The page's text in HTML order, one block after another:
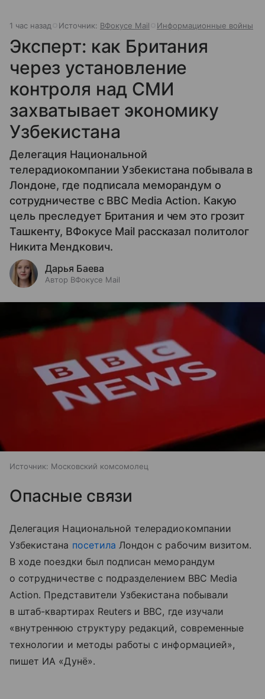
1 час назад Источник: ВФокусе Mail Информационные войны
Эксперт: как Британия
через установление
контроля над СМИ
захватывает экономику
Узбекистана
Делегация Национальной
телерадиокомпании Узбекистана побывала в
Лондоне, где подписала меморандум о
сотрудничестве с BBC Media Action. Какую
цель преследует Британия и чем это грозит
Ташкенту, ВФокусе Mail рассказал политолог
Никита Мендкович.
Дарья Баева
Автор ВФокусе Mail
Источник: Московский комсомолец
Опасные связи
Делегация Национальной телерадиокомпании
Узбекистана посетила Лондон с рабочим визитом.
В ходе поездки был подписан меморандум
о сотрудничестве с подразделением BBC Media
Action. Представители Узбекистана побывали
в штаб-квартирах Reuters и BBC, где изучали
«внутреннюю структуру редакций, современные
технологии и методы работы с информацией»,
пишет ИА «Дунё».